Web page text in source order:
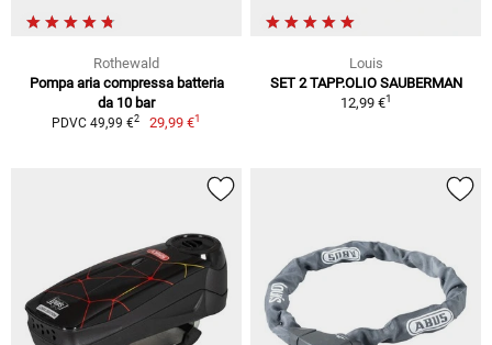
Rothewald
Pompa aria compressa batteria
da 10 bar
PDVC 49,99 €2 29,99 €1
Louis
SET 2 TAPP.OLIO SAUBERMAN
12,99 €1